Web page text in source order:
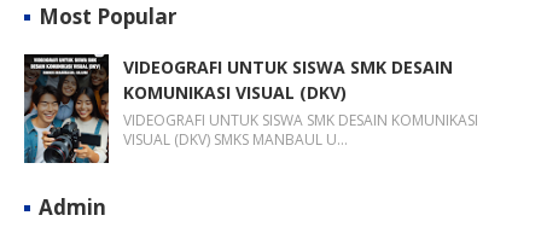
Most Popular
VIDEOGRAFI UNTUK SISWA SMK DESAIN
KOMUNIKASI VISUAL (DKV)
VIDEOGRAFI UNTUK SISWA SMK DESAIN KOMUNIKASI
VISUAL (DKV) SMKS MANBAUL U…
Admin